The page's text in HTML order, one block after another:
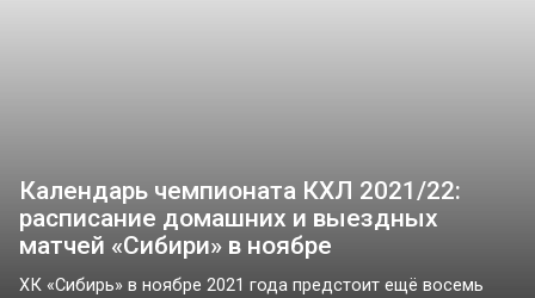
Календарь чемпионата КХЛ 2021/22:
расписание домашних и выездных
матчей «Сибири» в ноябре
ХК «Сибирь» в ноябре 2021 года предстоит ещё восемь